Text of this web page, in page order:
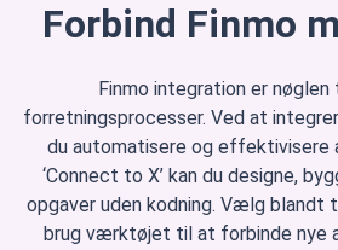
Forbind Finmo
Finmo integration er
forretningsprocesser. Ved at
du automatisere og effektivisere
‘Connect to X’ kan du designe,
opgaver uden kodning. Vælg blandt
brug værktøjet til at forbinde nye